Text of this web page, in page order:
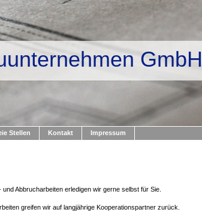
GmbH
Stellen Kontakt Impressum
Abbrucharbeiten erledigen wir gerne selbst für Sie.
greifen wir auf langjährige Kooperationspartner zurück.